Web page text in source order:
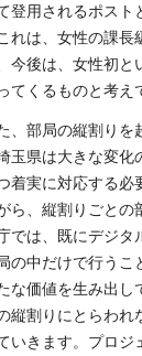
登用されるポスト
れは、女性の課長
今後は、女性初と
てくるものと考え
部局の縦割りを
玉県は大きな変化
着実に対応する必
ら、縦割りごとの
では、既にデジタ
の中だけで行うこ
な価値を生み出し
縦割りにとらわれ
いきます。プロジ